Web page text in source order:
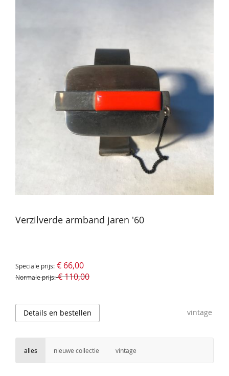
Verzilverde armband jaren '60
Speciale prijs € 66,00
Normale prijs € 110,00
Details en bestellen vintage
alles nieuwe collectie vintage